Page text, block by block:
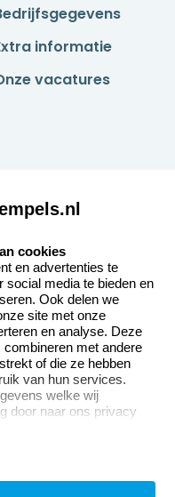
informatie
vacatures
opnemen
gestelde vragen
cookies
en advertenties te
social media te bieden en
Ook delen we
site met onze
en analyse. Deze
met andere
of die ze hebben
van hun services.
welke wij
door naar ons privacy